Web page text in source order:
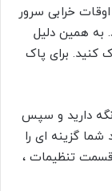
خرابی سرور
به همین دلیل
کنید. برای پاک
نگه دارید و سپس
شما گزینه ای را
قسمت تنظیمات ،